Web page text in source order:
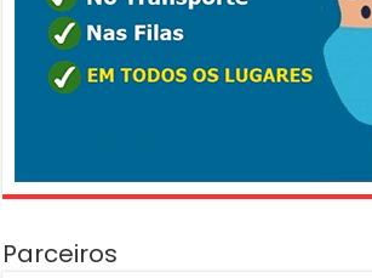
Parceiros